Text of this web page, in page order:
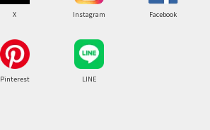
X Instagram Facebook
Pinterest LINE